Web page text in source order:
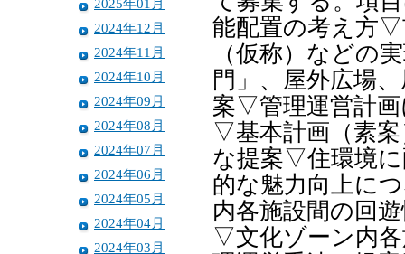
2025年01月
2024年12月
2024年11月
2024年10月
2024年09月
2024年08月
2024年07月
2024年06月
2024年05月
2024年04月
2024年03月
能配置の考え方▽
（仮称）などの
門」、屋外広場
案▽管理運営計
▽基本計画（素
な提案▽住環境
的な魅力向上に
内各施設間の回
▽文化ゾーン内